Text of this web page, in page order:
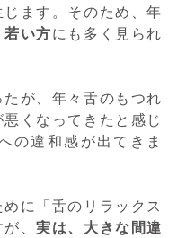
ます。そのため、年
若い方にも多く見られ
が、年々舌のもつれ
くなってきたと感じ
の違和感が出てきま
に「舌のリラックス
が、実は、大きな間違